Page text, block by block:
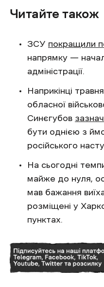
Читайте також
ЗСУ покращили
напрямку —
адміністрації.
Наприкінці
обласної
Синєгубов
бути однією з
російського
На сьогодні
майже до нуля,
мав бажання
розміщені у
пунктах.